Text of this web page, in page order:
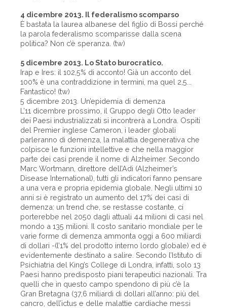
4 dicembre 2013. Il federalismo scomparso
È bastata la laurea albanese del figlio di Bossi perché
la parola federalismo scomparisse dalla scena
politica? Non c’è speranza. (tw)
5 dicembre 2013. Lo Stato burocratico.
Irap e Ires: il 102,5% di acconto! Già un acconto del
100% è una contraddizione in termini, ma quel 2,5...
Fantastico! (tw)
5 dicembre 2013. Un’epidemia di demenza
L’11 dicembre prossimo, il Gruppo degli Otto leader
dei Paesi industrializzati si incontrerà a Londra. Ospiti
del Premier inglese Cameron, i leader globali
parleranno di demenza, la malattia degenerativa che
colpisce le funzioni intellettive e che nella maggior
parte dei casi prende il nome di Alzheimer. Secondo
Marc Wortmann, direttore dell’Adi (Alzheimer’s
Disease International), tutti gli indicatori fanno pensare
a una vera e propria epidemia globale. Negli ultimi 10
anni si è registrato un aumento del 17% dei casi di
demenza: un trend che, se restasse costante, ci
porterebbe nel 2050 dagli attuali 44 milioni di casi nel
mondo a 135 milioni. Il costo sanitario mondiale per le
varie forme di demenza ammonta oggi a 600 miliardi
di dollari -(l’1% del prodotto interno lordo globale) ed è
evidentemente destinato a salire. Secondo l’Istituto di
Psichiatria del King’s College di Londra, infatti, solo 13
Paesi hanno predisposto piani terapeutici nazionali. Tra
quelli che in questo campo spendono di più c’è la
Gran Bretagna (37,6 miliardi di dollari all’anno: più del
cancro, dell’ictus e delle malattie cardiache messi